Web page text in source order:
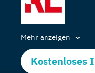
Mehr anzeigen
Kostenloses